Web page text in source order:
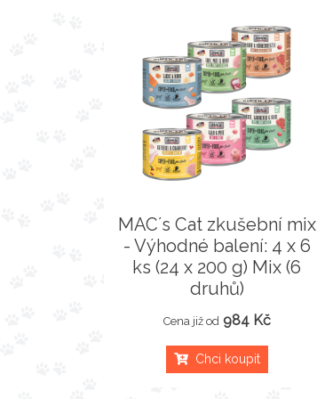
MAC´s Cat zkušební mix
- Výhodné balení: 4 x 6
ks (24 x 200 g) Mix (6
druhů)
Cena již od 984 Kč
Chci koupit